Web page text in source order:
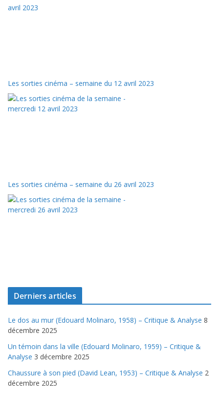
Les sorties cinéma – semaine du 12 avril 2023
Les sorties cinéma – semaine du 26 avril 2023
Derniers articles
Le dos au mur (Edouard Molinaro, 1958) – Critique & Analyse 8
décembre 2025
Un témoin dans la ville (Edouard Molinaro, 1959) – Critique &
Analyse 3 décembre 2025
Chaussure à son pied (David Lean, 1953) – Critique & Analyse 2
décembre 2025